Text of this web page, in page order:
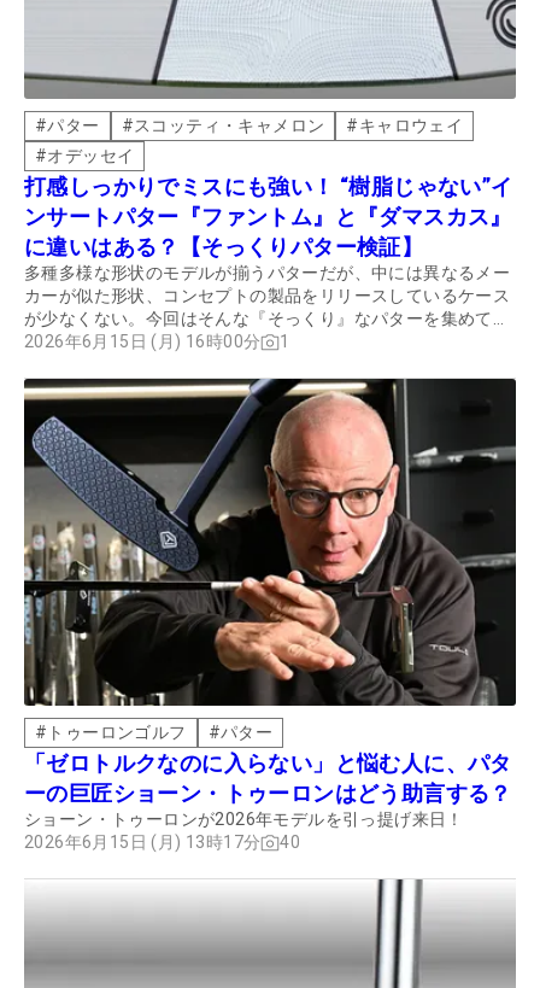
#パター #スコッティ・キャメロン #キャロウェイ
#オデッセイ
打感しっかりでミスにも強い！ “樹脂じゃない”イ
ンサートパター『ファントム』と『ダマスカス』
に違いはある？【そっくりパター検証】
多種多様な形状のモデルが揃うパターだが、中には異なるメー
カーが似た形状、コンセプトの製品をリリースしているケース
が少なくない。今回はそんな『そっくり』なパターを集めて、
共通点や違いを徹底検証した。
2026年6月15日 (月) 16時00分 1
# トゥーロンゴルフ #パター
「ゼロトルクなのに入らない」と悩む人に、パタ
ーの巨匠ショーン・トゥーロンはどう助言する？
ショーン・トゥーロンが2026年モデルを引っ提げ来日！
2026年6月15日 (月) 13時17分
40